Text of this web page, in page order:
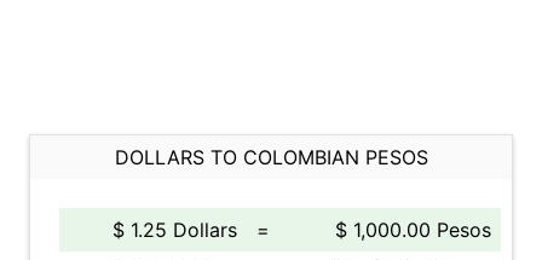
DOLLARS TO COLOMBIAN PESOS
$ 1.25 Dollars =
$ 1,000.00 Pesos